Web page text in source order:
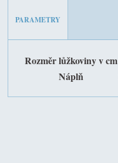
PARAMETRY
Rozměr lůžkoviny v cm
Náplň